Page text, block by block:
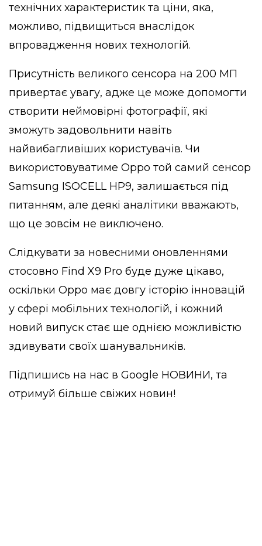
технічних характеристик та ціни, яка,
можливо, підвищиться внаслідок
впровадження нових технологій.
Присутність великого сенсора на 200 МП
привертає увагу, адже це може допомогти
створити неймовірні фотографії, які
зможуть задовольнити навіть
найвибагливіших користувачів. Чи
використовуватиме Oppo той самий сенсор
Samsung ISOCELL HP9, залишається під
питанням, але деякі аналітики вважають,
що це зовсім не виключено.
Слідкувати за новесними оновленнями
стосовно Find X9 Pro буде дуже цікаво,
оскільки Oppo має довгу історію інновацій
у сфері мобільних технологій, і кожний
новий випуск стає ще однією можливістю
здивувати своїх шанувальників.
Підпишись на нас в Google НОВИНИ, та
отримуй більше свіжих новин!